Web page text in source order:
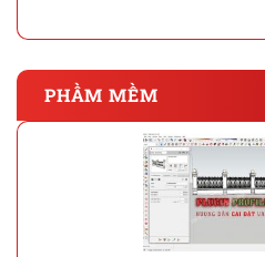
PHẦM MỀM